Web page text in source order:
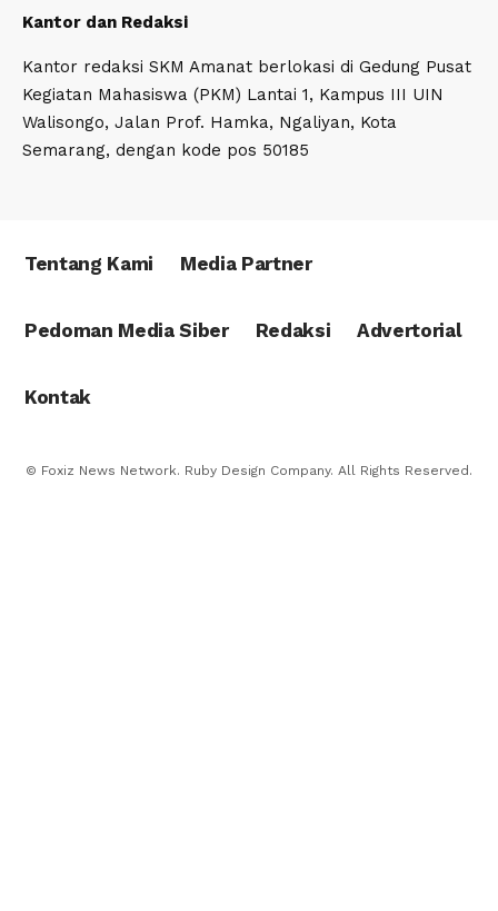
Kantor dan Redaksi
Kantor redaksi SKM Amanat berlokasi di Gedung Pusat
Kegiatan Mahasiswa (PKM) Lantai 1, Kampus III UIN
Walisongo, Jalan Prof. Hamka, Ngaliyan, Kota
Semarang, dengan kode pos 50185
Tentang Kami Media Partner
Pedoman Media Siber Redaksi Advertorial
Kontak
© Foxiz News Network. Ruby Design Company. All Rights Reserved.